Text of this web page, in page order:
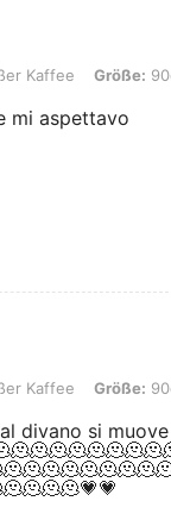
Größe: 90cm*180cm
Kaffee Größe:
mi aspettavo
Größe: 90cm*210cm
Kaffee Größe:
divano si